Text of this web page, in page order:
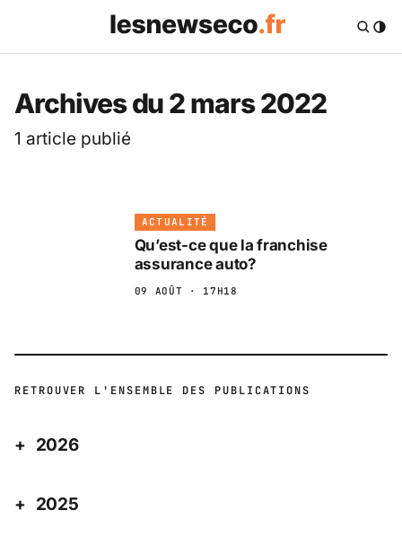
Archives du 2 mars 2022
1 article publié
ACTUALITÉ
Qu’est-ce que la franchise
assurance auto?
09 AOÛT · 17H18
RETROUVER L'ENSEMBLE DES PUBLICATIONS
2026
2025